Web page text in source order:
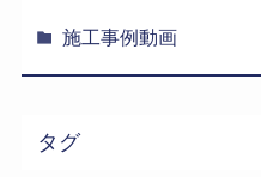
施工事例動画
タグ